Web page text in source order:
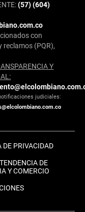
(57) (604)
con
reclamos (PQR),
Y
judiciales:
DE PRIVACIDAD
DE
Y COMERCIO